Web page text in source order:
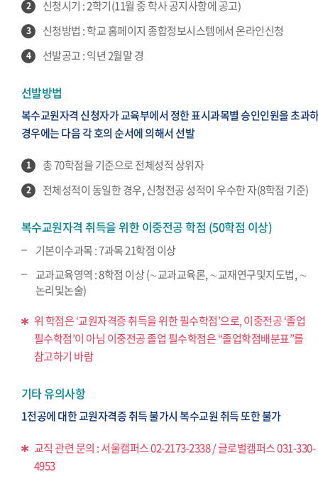
2 신청시기 : 2학기(11월 중 학사 공지사항에 공고)
3 신청방법 : 학교 홈페이지 종합정보시스템에서 온라인신청
4 선발공고 : 익년 2월말 경
선발방법
복수교원자격 신청자가 교육부에서 정한 표시과목별 승인인원을 초과
경우에는 다음 각 호의 순서에 의해서 선발
1 총 70학점을 기준으로 전체성적 상위자
2 전체성적이 동일한 경우, 신청전공 성적이 우수한 자(8학점 기준)
복수교원자격 취득을 위한 이중전공 학점 (50학점 이상)
기본이수과목 : 7과목 21학점 이상
교과교육영역 : 8학점 이상 (∼교과교육론, ∼교재연구및지도법, ∼
논리및논술)
위 학점은 ‘교원자격증 취득을 위한 필수학점’으로, 이중전공 ‘졸업
필수학점’이 아님 이중전공 졸업 필수학점은 “졸업학점배분표”를
참고하기 바람
기타 유의사항
1전공에 대한 교원자격증 취득 불가시 복수교원 취득 또한 불가
교직 관련 문의 : 서울캠퍼스 02-2173-2338 / 글로벌캠퍼스 031-330-
4953